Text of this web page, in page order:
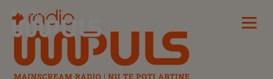
Radio Impuls